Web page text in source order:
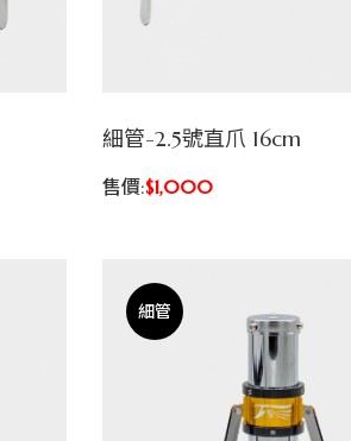
細管-2.5號直爪 16cm
售價:$1,000
細管